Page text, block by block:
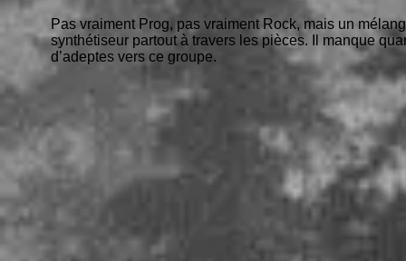
Pas vraiment Prog, pas vraiment Rock, mais un
synthétiseur partout à travers les pièces. Il manque
d’adeptes vers ce groupe.